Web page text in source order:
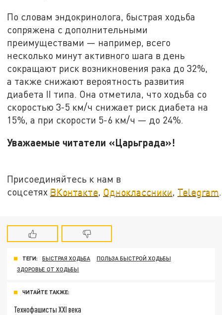
По словам эндокринолога, быстрая ходьба
сопряжена с дополнительными
преимуществами — например, всего
несколько минут активного шага в день
сокращают риск возникновения рака до 32%,
а также снижают вероятность развития
диабета II типа. Она отметила, что ходьба со
скоростью 3-5 км/ч снижает риск диабета на
15%, а при скорости 5-6 км/ч — до 24%.
Уважаемые читатели «Царьграда»!
Присоединяйтесь к нам в
соцсетях ВКонтакте, Одноклассники, Telegram.
ТЕГИ: БЫСТРАЯ ХОДЬБА
ПОЛЬЗА БЫСТРОЙ ХОДЬБЫ
ЗДОРОВЬЕ ОТ ХОДЬБЫ
ЧИТАЙТЕ ТАКЖЕ:
Технофашисты XXI века